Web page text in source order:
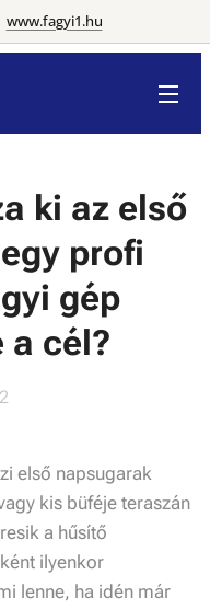
www.fagyi1.hu
ki az első
profi
gép
a cél?
első napsugarak
kis büféje teraszán
a hűsítő
ilyenkor
lenne, ha idén már